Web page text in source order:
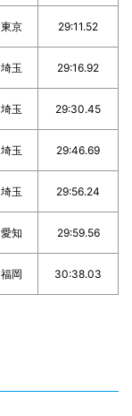
東京 29:11.52
埼玉 29:16.92
埼玉 29:30.45
埼玉 29:46.69
埼玉 29:56.24
愛知 29:59.56
福岡 30:38.03